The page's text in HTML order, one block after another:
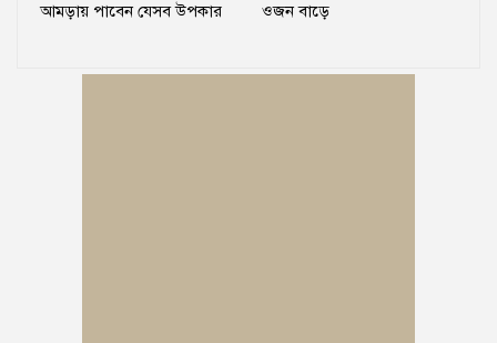
আমড়ায় পাবেন যেসব উপকার
ওজন বাড়ে